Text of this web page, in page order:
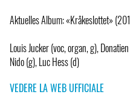
Aktuelles Album: «Kråkeslottet»
Louis Jucker (voc, organ, g),
Nido (g), Luc Hess (d)
VEDERE LA WEB UFFICIALE